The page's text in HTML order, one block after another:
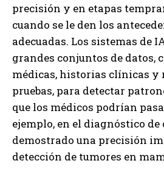
precisión y en etapas
cuando se le den los
adecuadas. Los sistemas de
grandes conjuntos de datos,
médicas, historias clínicas y
pruebas, para detectar
que los médicos podrían
ejemplo, en el diagnóstico de
demostrado una precisión
detección de tumores en